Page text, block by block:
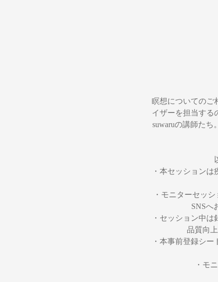
瞑想についてのご
イザーを担当する
suwaruの講師た
・本セッション
・モニターセッ
SNSへ
・セッション中
品質向
・本事前登録シ
・モ